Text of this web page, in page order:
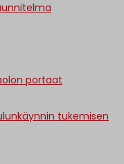
portaat
tukemisen